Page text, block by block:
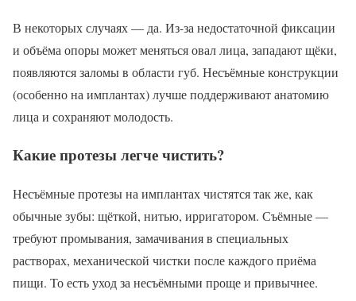
В некоторых случаях — да. Из-за недостаточной фиксации
и объёма опоры может меняться овал лица, западают щёки,
появляются заломы в области губ. Несъёмные конструкции
(особенно на имплантах) лучше поддерживают анатомию
лица и сохраняют молодость.
Какие протезы легче чистить?
Несъёмные протезы на имплантах чистятся так же, как
обычные зубы: щёткой, нитью, ирригатором. Съёмные —
требуют промывания, замачивания в специальных
растворах, механической чистки после каждого приёма
пищи. То есть уход за несъёмными проще и привычнее.